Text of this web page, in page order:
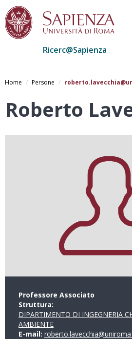
al
Ricerc@Sapienza
Home Persone
Roberto
Professore Associato
Struttura:
DIPARTIMENTO DI INGEGNERIA
AMBIENTE
E-mail: